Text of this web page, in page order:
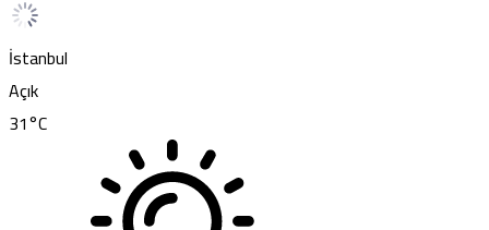
İstanbul
Açık
31°C